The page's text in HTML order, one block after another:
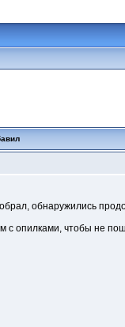
обнаружились
с опилками, чтобы не